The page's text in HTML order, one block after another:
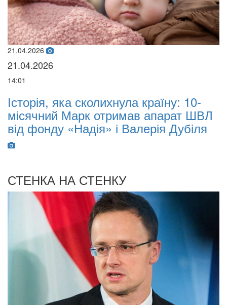
21.04.2026
21.04.2026
14:01
Історія, яка сколихнула країну: 10-
місячний Марк отримав апарат ШВЛ
від фонду «Надія» і Валерія Дубіля
СТЕНКА НА СТЕНКУ